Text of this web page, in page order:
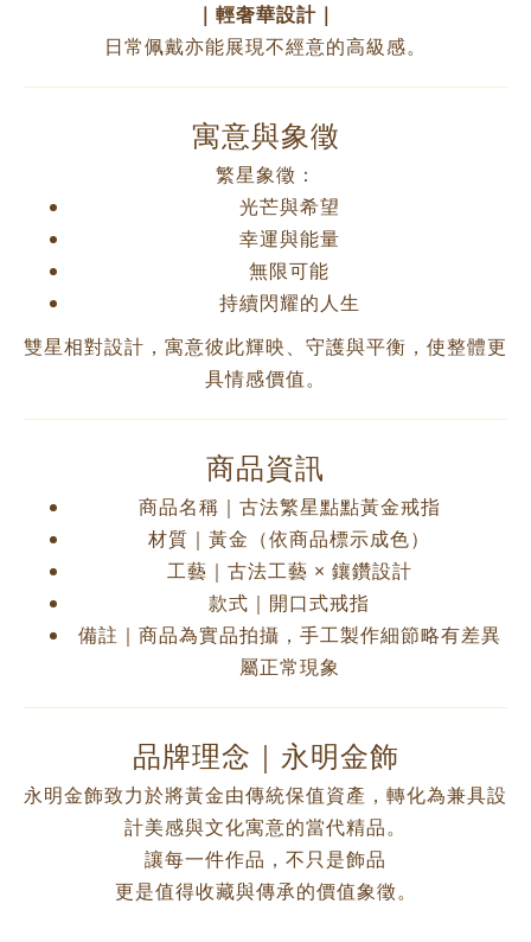
｜輕奢華設計｜
日常佩戴亦能展現不經意的高級感。
寓意與象徵
繁星象徵：
光芒與希望
幸運與能量
無限可能
持續閃耀的人生
雙星相對設計，寓意彼此輝映、守護與平衡，使整體更
具情感價值。
商品資訊
商品名稱｜古法繁星點點黃金戒指
材質｜黃金（依商品標示成色）
工藝｜古法工藝 × 鑲鑽設計
款式｜開口式戒指
備註｜商品為實品拍攝，手工製作細節略有差異
屬正常現象
品牌理念｜永明金飾
永明金飾致力於將黃金由傳統保值資產，轉化為兼具設
計美感與文化寓意的當代精品。
讓每一件作品，不只是飾品
更是值得收藏與傳承的價值象徵。